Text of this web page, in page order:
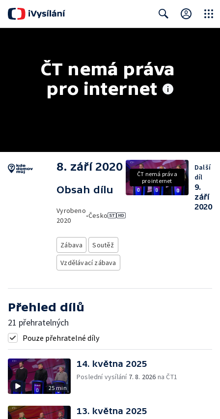
ČT nemá práva
pro internet
8. září 2020
Obsah dílu
Vyrobeno
2020
•Česko
Zábava
Soutěž
Vzdělávací zábava
ČT nemá práva
pro internet
Další
díl
9.
září
2020
Přehled dílů
21 přehratelných
Pouze přehratelné díly
25 min
14. května 2025
Poslední vysílání 7. 8. 2026 na ČT1
13. května 2025